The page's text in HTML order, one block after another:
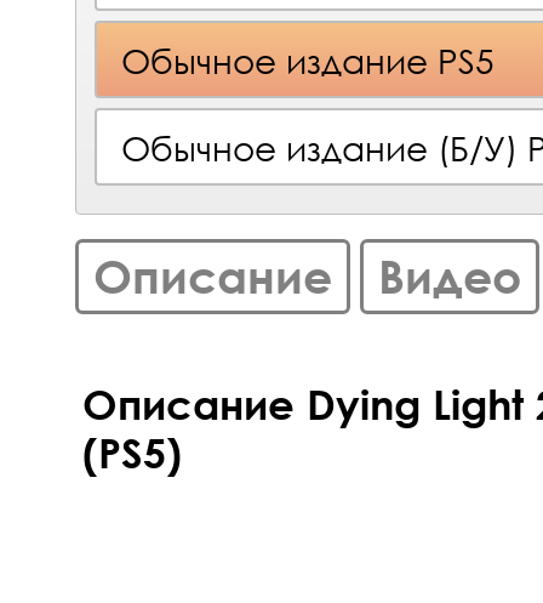
Обычное издание PS5
Обычное издание (Б/У)
Описание Видео
Описание Dying Light
(PS5)